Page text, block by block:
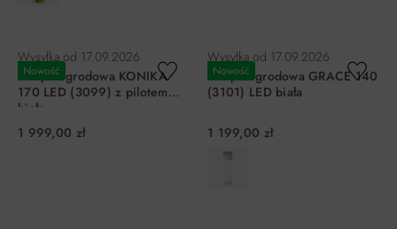
Nowość
Wysyłka od 17.09.2026
Lampa ogrodowa KONIKA
170 LED (3099) z pilotem
biała
1 999,00 zł
Nowość
Wysyłka od 17.09.2026
Lampa ogrodowa GRACE 140
(3101) LED biała
1 199,00 zł